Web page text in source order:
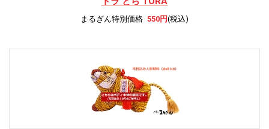
まるぎん特別価格 550円(税込)